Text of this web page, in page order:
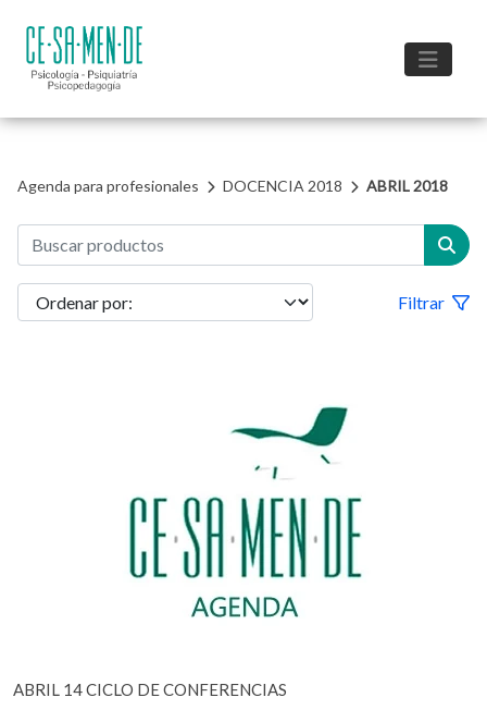
Agenda para profesionales DOCENCIA 2018 ABRIL 2018
Filtrar
ABRIL 14 CICLO DE CONFERENCIAS